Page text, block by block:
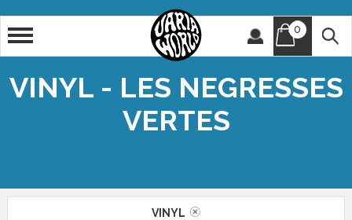
0
VINYL - LES NEGRESSES
VERTES
VINYL